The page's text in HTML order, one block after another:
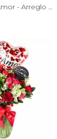
Sorpresa de Amor - Arreglo floral con globo Te Amo, rosas rojo y astromelias